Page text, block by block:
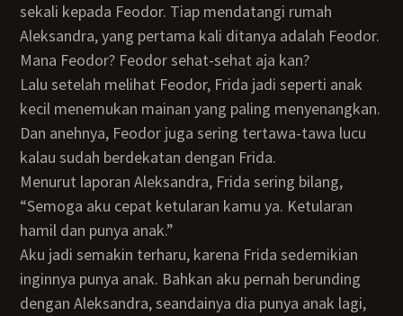
sekali kepada Feodor. Tiap mendatangi rumah
Aleksandra, yang pertama kali ditanya adalah Feodor.
Mana Feodor? Feodor sehat-sehat aja kan?
Lalu setelah melihat Feodor, Frida jadi seperti anak
kecil menemukan mainan yang paling menyenangkan.
Dan anehnya, Feodor juga sering tertawa-tawa lucu
kalau sudah berdekatan dengan Frida.
Menurut laporan Aleksandra, Frida sering bilang,
“Semoga aku cepat ketularan kamu ya. Ketularan
hamil dan punya anak.”
Aku jadi semakin terharu, karena Frida sedemikian
inginnya punya anak. Bahkan aku pernah berunding
dengan Aleksandra, seandainya dia punya anak lagi,